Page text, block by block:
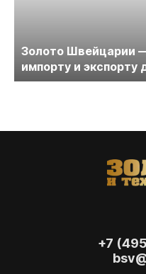
Золото Швейцарии
импорту и экспорту
+7